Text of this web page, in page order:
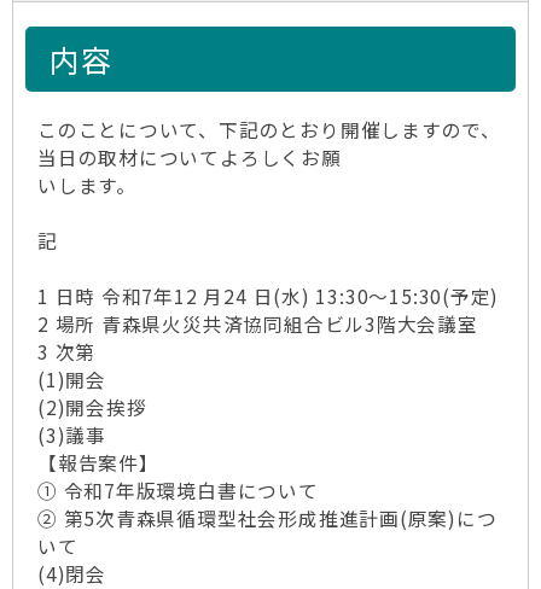
内容
このことについて、下記のとおり開催しますので、
当日の取材についてよろしくお願
いします。
記
1 日時 令和7年12 月24 日(水) 13:30～15:30(予定)
2 場所 青森県火災共済協同組合ビル3階大会議室
3 次第
(1)開会
(2)開会挨拶
(3)議事
【報告案件】
① 令和7年版環境白書について
② 第5次青森県循環型社会形成推進計画(原案)につ
いて
(4)閉会